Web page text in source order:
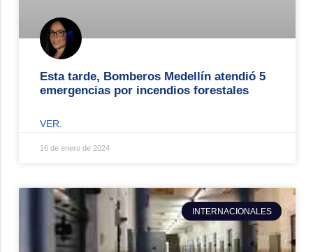
Esta tarde, Bomberos Medellín atendió 5
emergencias por incendios forestales
VER.
16 de enero de 2024
INTERNACIONALES